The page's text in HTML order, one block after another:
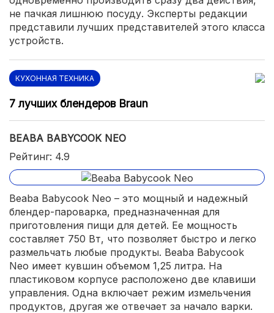
не пачкая лишнюю посуду. Эксперты редакции
представили лучших представителей этого класса
устройств.
КУХОННАЯ ТЕХНИКА
7 лучших блендеров Braun
BEABA BABYCOOK NEO
Рейтинг: 4.9
Beaba Babycook Neo – это мощный и надежный
блендер-пароварка, предназначенная для
приготовления пищи для детей. Ее мощность
составляет 750 Вт, что позволяет быстро и легко
размельчать любые продукты. Beaba Babycook
Neo имеет кувшин объемом 1,25 литра. На
пластиковом корпусе расположено две клавиши
управления. Одна включает режим измельчения
продуктов, другая же отвечает за начало варки.